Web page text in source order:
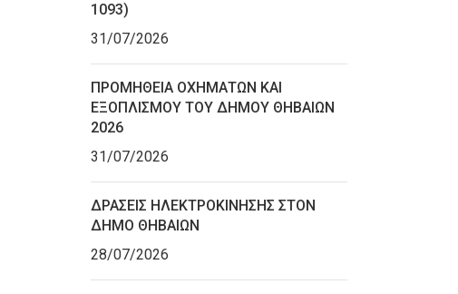
1093)
31/07/2026
ΠΡΟΜΗΘΕΙΑ ΟΧΗΜΑΤΩΝ ΚΑΙ
ΕΞΟΠΛΙΣΜΟΥ ΤΟΥ ΔΗΜΟΥ ΘΗΒΑΙΩΝ
2026
31/07/2026
ΔΡΑΣΕΙΣ ΗΛΕΚΤΡΟΚΙΝΗΣΗΣ ΣΤΟΝ
ΔΗΜΟ ΘΗΒΑΙΩΝ
28/07/2026